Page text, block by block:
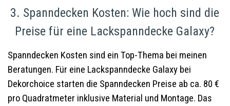
3. Spanndecken Kosten: Wie hoch sind die
Preise für eine Lackspanndecke Galaxy?
Spanndecken Kosten sind ein Top-Thema bei meinen
Beratungen. Für eine Lackspanndecke Galaxy bei
Dekorchoice starten die Spanndecken Preise ab ca. 80 €
pro Quadratmeter inklusive Material und Montage. Das